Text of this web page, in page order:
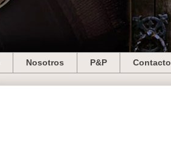
Nosotros P&P Contacto